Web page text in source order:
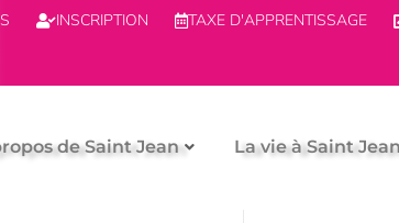
INSCRIPTION TAXE D'APPRENTISSAGE
de Saint Jean La vie à Saint